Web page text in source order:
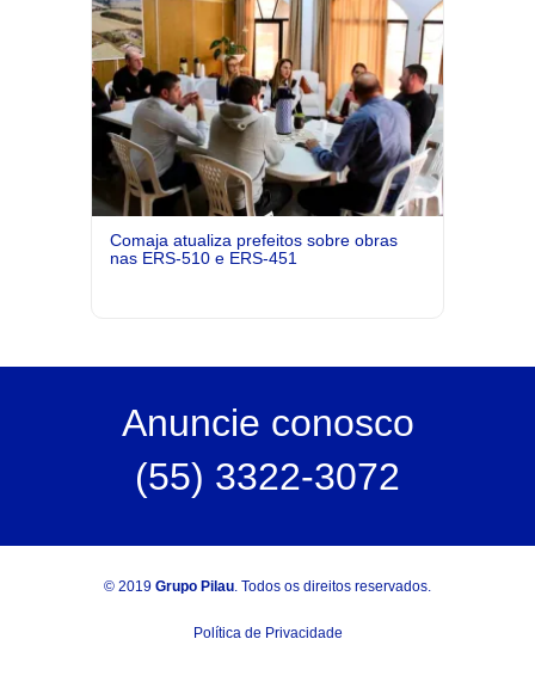
Comaja atualiza prefeitos sobre obras
nas ERS-510 e ERS-451
Anuncie conosco
(55) 3322-3072
© 2019 Grupo Pilau. Todos os direitos reservados.
Política de Privacidade